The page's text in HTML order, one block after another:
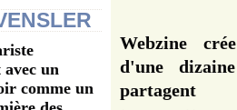
avec un
comme un
Webzine
d'une
partagent